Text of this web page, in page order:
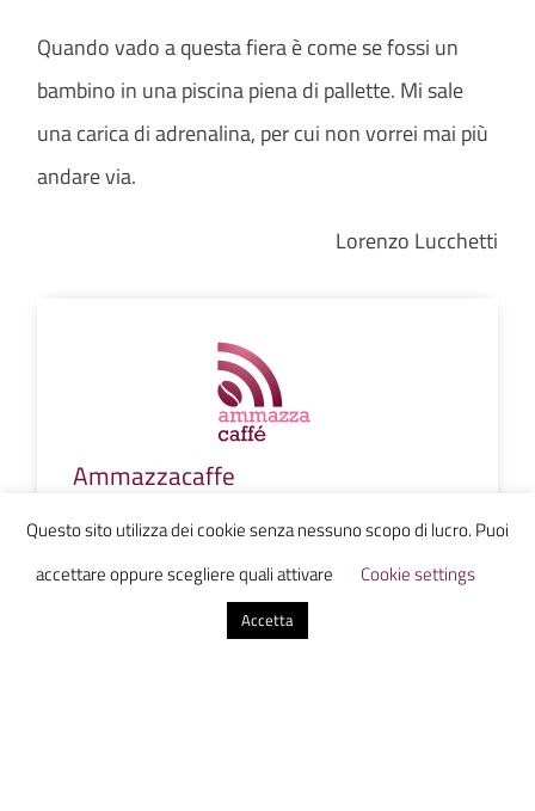
Quando vado a questa fiera è come se fossi un
bambino in una piscina piena di pallette. Mi sale
una carica di adrenalina, per cui non vorrei mai più
andare via.
Lorenzo Lucchetti
Ammazzacaffe
0 commenti
Questo sito utilizza dei cookie senza nessuno scopo di lucro. Puoi
accettare oppure scegliere quali attivare
Cookie settings
Accetta